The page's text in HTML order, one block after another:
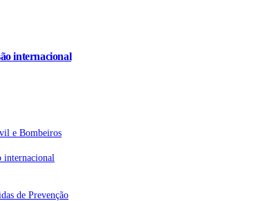
internacional
e Bombeiros
internacional
de Prevenção